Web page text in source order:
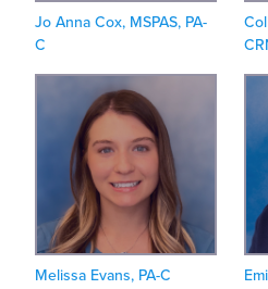
Jo Anna Cox, MSPAS, PA-
C
Melissa Evans, PA-C